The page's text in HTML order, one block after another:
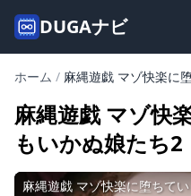
DUGAナビ
ホーム / 麻縄遊戯 マゾ快楽に
麻縄遊戯 マゾ快
もいかぬ娘たち2